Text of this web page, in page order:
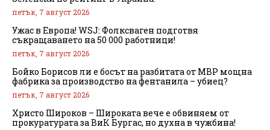
петък, 7 август 2026
Ужас в Европа! WSJ: Фолксваген подготвя
съкращаването на 50 000 работници!
петък, 7 август 2026
Бойко Борисов ли е босът на разбитата от МВР мощна
фабрика за производство на фентанила – убиец?
петък, 7 август 2026
Христо Широков – Широката вече е обвиняем от
прокуратурата за ВиК Бургас, но духна в чужбина!